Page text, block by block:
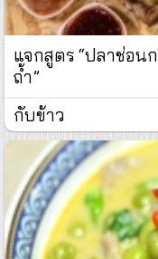
แจกสูตร “ปลาช่อน
ถ้ำ”
กับข้าว